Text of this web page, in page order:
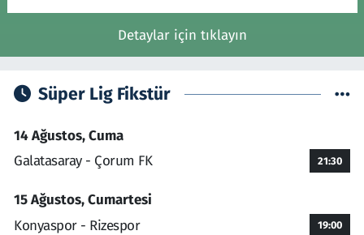
Detaylar için tıklayın
Süper Lig Fikstür
14 Ağustos, Cuma
Galatasaray - Çorum FK
21:30
15 Ağustos, Cumartesi
Konyaspor - Rizespor
19:00